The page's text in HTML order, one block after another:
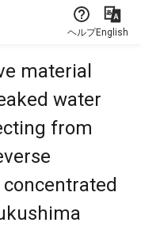
ヘルプEnglish
material
water
from